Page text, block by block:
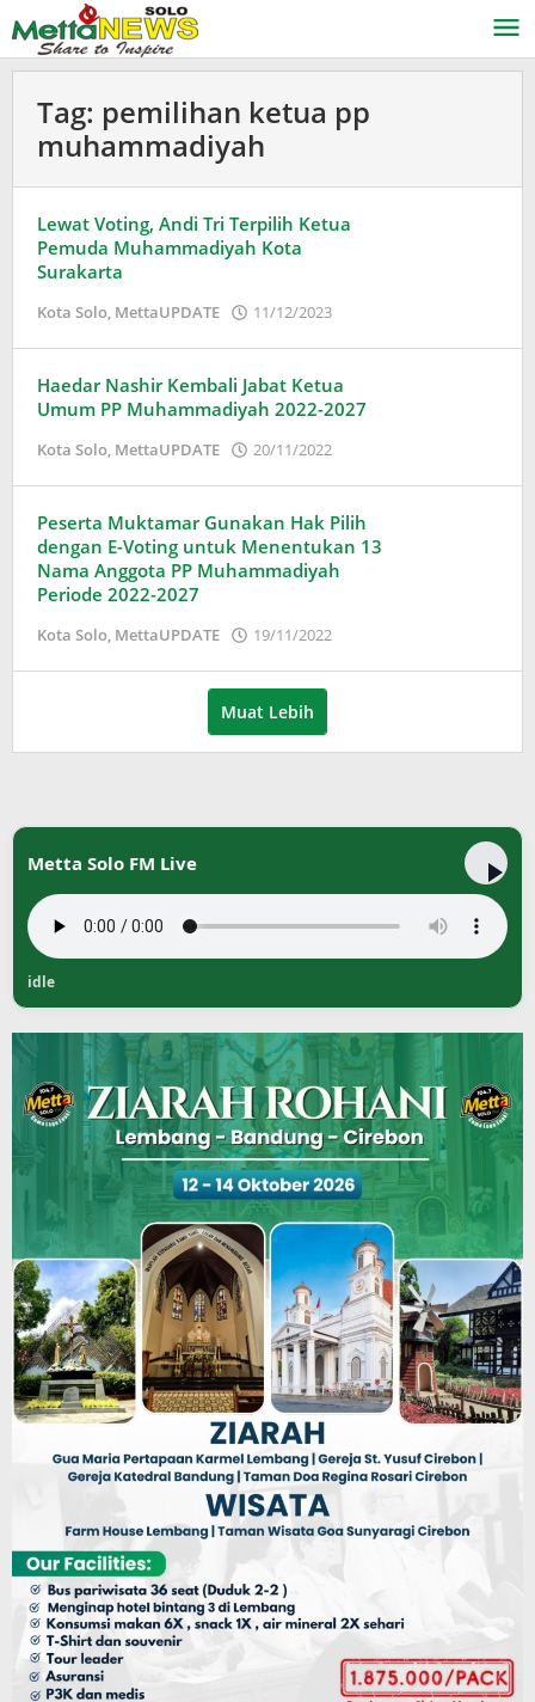
ke
konten
Tag: pemilihan ketua pp
muhammadiyah
Lewat Voting, Andi Tri Terpilih Ketua
Pemuda Muhammadiyah Kota
Surakarta
Kota Solo, MettaUPDATE 11/12/2023
Haedar Nashir Kembali Jabat Ketua
Umum PP Muhammadiyah 2022-2027
Kota Solo, MettaUPDATE 20/11/2022
Peserta Muktamar Gunakan Hak Pilih
dengan E-Voting untuk Menentukan 13
Nama Anggota PP Muhammadiyah
Periode 2022-2027
Kota Solo, MettaUPDATE 19/11/2022
Muat Lebih
Metta Solo FM Live
idle